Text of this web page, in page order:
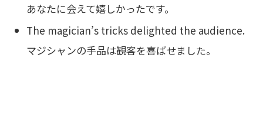
あなたに会えて嬉しかったです。
The magician’s tricks delighted the audience.
マジシャンの手品は観客を喜ばせました。